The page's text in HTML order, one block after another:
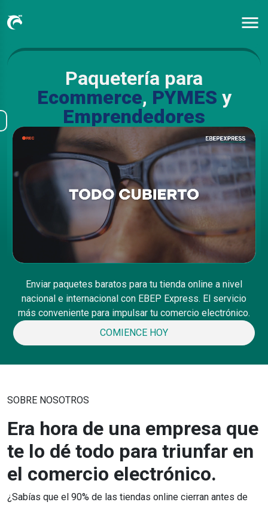
Paquetería para
Ecommerce, PYMES y
Emprendedores
Enviar paquetes baratos para tu tienda online a nivel
nacional e internacional con EBEP Express. El servicio
más conveniente para impulsar tu comercio electrónico.
COMIENCE HOY
SOBRE NOSOTROS
Era hora de una empresa que
te lo dé todo para triunfar en
el comercio electrónico.
¿Sabías que el 90% de las tiendas online cierran antes de